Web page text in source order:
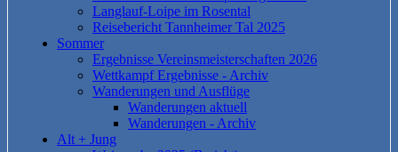
Langlauf-Loipe im Rosental
Reisebericht Tannheimer Tal 2025
Sommer
Ergebnisse Vereinsmeisterschaften 2026
Wettkampf Ergebnisse - Archiv
Wanderungen und Ausflüge
Wanderungen aktuell
Wanderungen - Archiv
Alt + Jung